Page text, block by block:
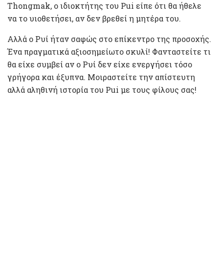
Thongmak, ο ιδιοκτήτης του Pui είπε ότι θα ήθελε
να το υιοθετήσει, αν δεν βρεθεί η μητέρα του.
Αλλά ο Ρυί ήταν σαφώς στο επίκεντρο της προσοχής.
Ένα πραγματικά αξιοσημείωτο σκυλί! Φανταστείτε τι
θα είχε συμβεί αν ο Ρυί δεν είχε ενεργήσει τόσο
γρήγορα και έξυπνα. Μοιραστείτε την απίστευτη
αλλά αληθινή ιστορία του Pui με τους φίλους σας!